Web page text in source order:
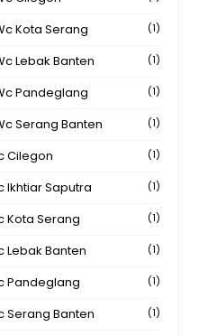
Kota Serang (1)
Lebak Banten (1)
Pandeglang (1)
Serang Banten (1)
Cilegon (1)
Ikhtiar Saputra (1)
Kota Serang (1)
Lebak Banten (1)
Pandeglang (1)
Serang Banten (1)